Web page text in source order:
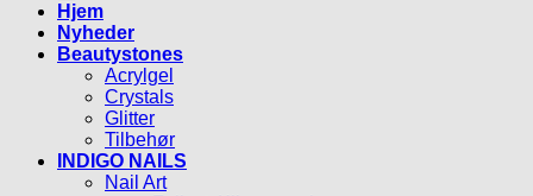
Hjem
Nyheder
Beautystones
Acrylgel
Crystals
Glitter
Tilbehør
INDIGO NAILS
Nail Art